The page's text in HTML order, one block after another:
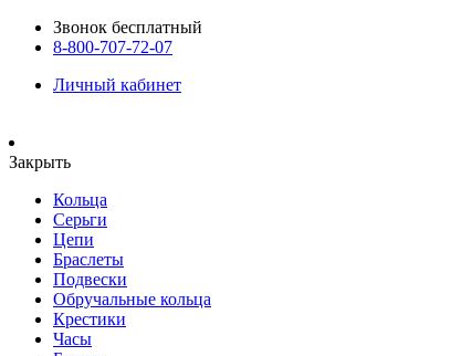
Звонок бесплатный
8-800-707-72-07
Личный кабинет
Закрыть
Кольца
Серьги
Цепи
Браслеты
Подвески
Обручальные кольца
Крестики
Часы